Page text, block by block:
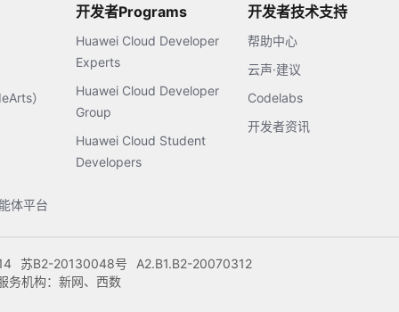
）
体平台
开发者Programs
Huawei Cloud Developer
Experts
Huawei Cloud Developer
Group
Huawei Cloud Student
Developers
开发者技术支持
帮助中心
云声·建议
Codelabs
开发者资讯
苏B2-20130048号
A2.B1.B2-20070312
务机构：新网、西数